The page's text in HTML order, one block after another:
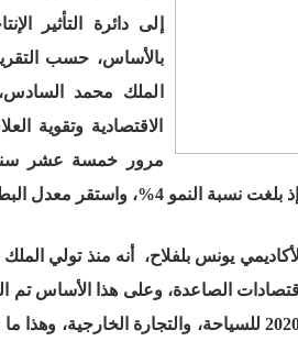
إلى دائرة التأثير
بالأساس، حسب
الملك محمد
الاقتصادية وتقوية
مرور خمسة عشر
البطالة عند 10 % سنة 2014.
يونس بلفلاح، أنه منذ تولي
الصاعدة، وعلى هذا الأساس تم
متعددة، مثل القطاع الفلاحي، ورؤية 2020